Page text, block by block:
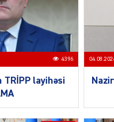
DÜNYA
ŞOU-
4396
TRİPP layihəsi